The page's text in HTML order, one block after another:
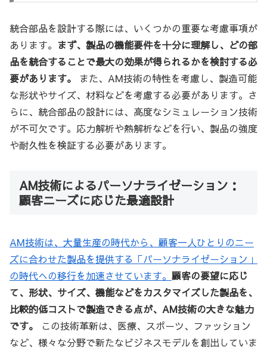
統合部品を設計する際には、いくつかの重要な考慮事項が
あります。 まず、製品の機能要件を十分に理解し、どの部
品を統合することで最大の効果が得られるかを検討する必
要があります。
また、AM技術の特性を考慮し、製造可能
な形状やサイズ、材料などを考慮する必要があります。さ
らに、統合部品の設計には、高度なシミュレーション技術
が不可欠です。応力解析や熱解析などを行い、製品の強度
や耐久性を検証する必要があります。
AM技術によるパーソナライゼーション：
顧客ニーズに応じた最適設計
AM技術は、大量生産の時代から、顧客一人ひとりのニー
ズに合わせた製品を提供する「パーソナライゼーション」
の時代への移行を加速させています。 顧客の要望に応じ
て、形状、サイズ、機能などをカスタマイズした製品を、
比較的低コストで製造できる点が、AM技術の大きな魅力
です。
この技術革新は、医療、スポーツ、ファッション
など、様々な分野で新たなビジネスモデルを創出していま